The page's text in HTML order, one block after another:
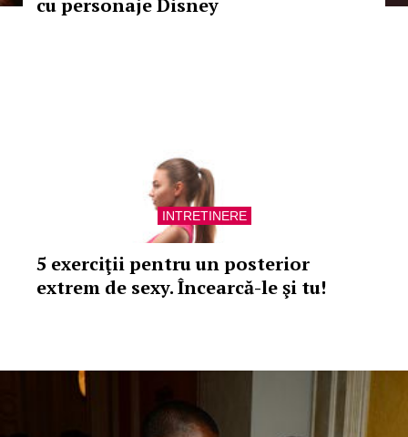
cu personaje Disney
INTRETINERE
5 exerciţii pentru un posterior
extrem de sexy. Încearcă-le şi tu!